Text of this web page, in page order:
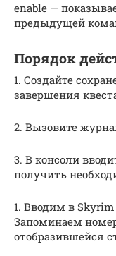
enable —
предыдущей
Порядок
1. Создайте
завершения
2. Вызовите
3. В консоли
получить
1. Вводим в Skyrim
Запоминаем
отобразившейся